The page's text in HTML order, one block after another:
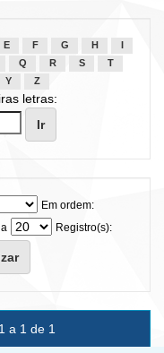
E F G H
Q R S
T
Y Z
letras:
Em ordem:
Registro(s):
a 1 de 1